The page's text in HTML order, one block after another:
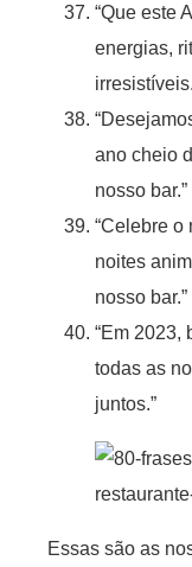
“Que este
energias,
ano cheio
nosso bar.”
“Celebre o
noites
nosso bar.”
“Em 2023,
todas as
juntos.”
Essas são as